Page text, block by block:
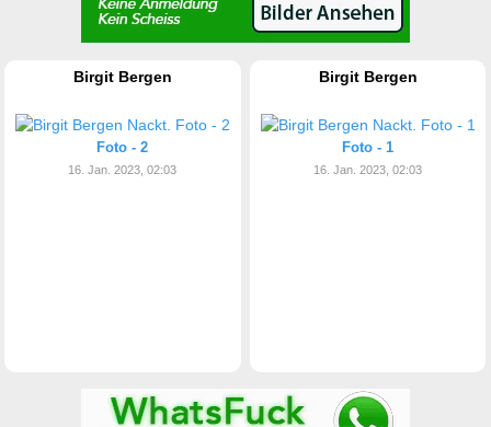
Birgit Bergen
Foto - 2
16. Jan. 2023, 02:03
Birgit Bergen
Foto - 1
16. Jan. 2023, 02:03